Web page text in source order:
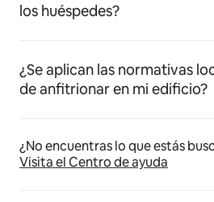
los huéspedes?
¿Se aplican las normativas
de anfitrionar en mi edificio?
¿No encuentras lo que estás
Visita el Centro de ayuda